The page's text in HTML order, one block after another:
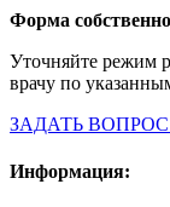
Форма
Уточняйте режим
врачу по
ЗАДАТЬ
Информация: